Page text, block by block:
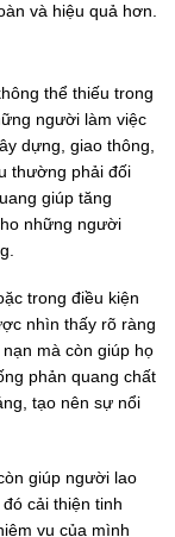
và hiệu quả hơn.
thể thiếu trong
người làm việc
dựng, giao thông,
thường phải đối
giúp tăng
những người
trong điều kiện
nhìn thấy rõ ràng
mà còn giúp họ
phản quang chất
tạo nên sự nổi
giúp người lao
cải thiện tinh
vụ của mình